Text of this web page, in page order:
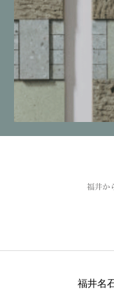
福井名